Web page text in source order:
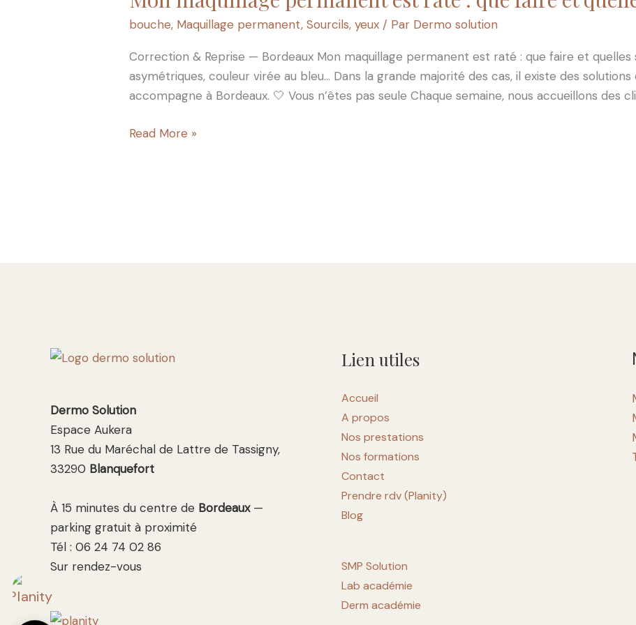
bouche, Maquillage permanent,Sourcils,yeux / Par Dermo solution
Correction & Reprise — Bordeaux Mon maquillage permanent est raté : que faire et quelles
asymétriques, couleur virée au bleu… Dans la grande majorité des cas, il existe des
accompagne à Bordeaux. 🤍 Vous n’êtes pas seule Chaque semaine, nous accueillons des
permanent
est
raté
:
faire
Read More »
Dermo Solution
Espace Aukera
13 Rue du Maréchal de Lattre de Tassigny,
33290 Blanquefort
À 15 minutes du centre de Bordeaux —
parking gratuit à proximité
Tél : 06 24 74 02 86
Sur rendez-vous
Lien utiles
Accueil
A propos
Nos prestations
Nos formations
Contact
Prendre rdv (Planity)
Blog
SMP Solution
Lab académie
Derm académie